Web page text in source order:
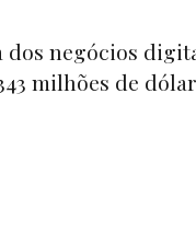
dos negócios
milhões de